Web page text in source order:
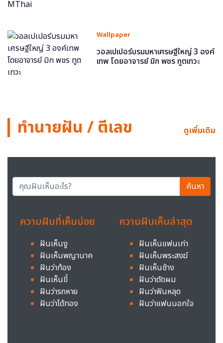
Wallpaper
วอลเปเปอร์บรมมหาเศรษฐีใหญ่ 3 องค์
เทพ โดยอาจารย์ มิก พชร ทูตเทวะ
ทำนายฝัน / ตีเลข ดูเพิ่มเติม
ค้นหา
ความฝันที่เห็นบ่อย
ฝันเห็นงู
ฝันเห็นพญานาค
ฝันว่าท้อง
ฝันเห็นขี้
ฝันว่ารถหาย
ฝันว่าได้ทอง
ความฝันเห็นล่าสุด
ฝันเห็นแฟนเก่า
ฝันเห็นพระสงฆ์
ฝันเห็นช้าง
ฝันว่าตัดผม
ฝันว่าฟันหลุด
ฝันว่าแฟนนอกใจ